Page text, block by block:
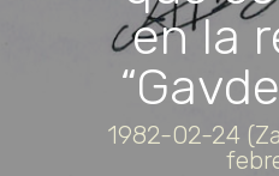
en la
1982-02-24